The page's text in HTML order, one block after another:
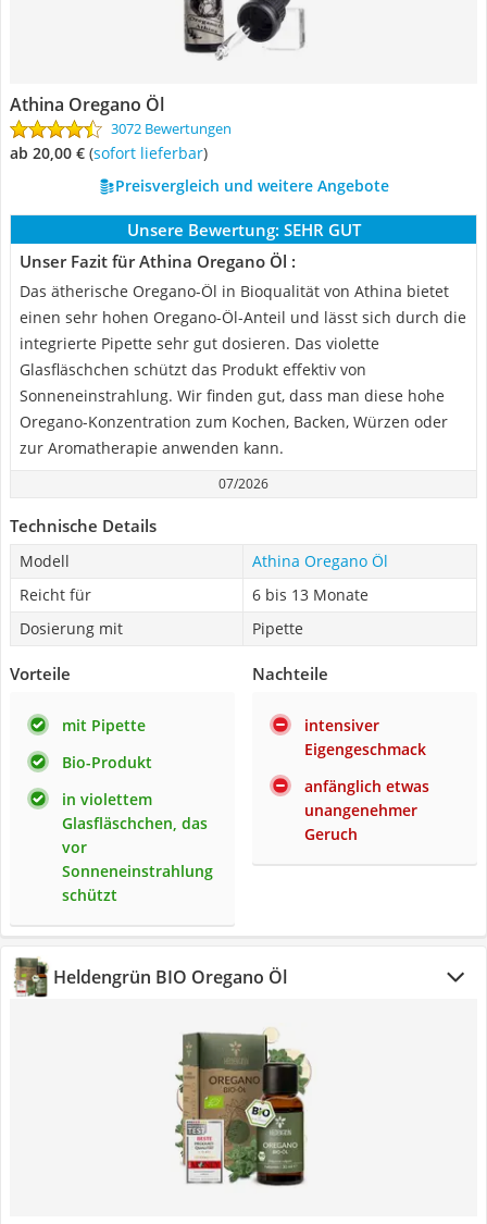
Athina Oregano Öl
3072 Bewertungen
ab 20,00 € ( Sofort lieferbar)
Preisvergleich und weitere Angebote
Unsere Bewertung: SEHR GUT
Unser Fazit für Athina Oregano Öl :
Das ätherische Oregano-Öl in Bioqualität von Athina bietet
einen sehr hohen Oregano-Öl-Anteil und lässt sich durch die
integrierte Pipette sehr gut dosieren. Das violette
Glasfläschchen schützt das Produkt effektiv von
Sonneneinstrahlung. Wir finden gut, dass man diese hohe
Oregano-Konzentration zum Kochen, Backen, Würzen oder
zur Aromatherapie anwenden kann.
07/2026
Technische Details
Modell
Athina Oregano Öl
Reicht für
6 bis 13 Monate
Dosierung mit
Pipette
Vorteile
mit Pipette
Bio-Produkt
in violettem
Glasfläschchen, das
vor
Sonneneinstrahlung
schützt
Nachteile
intensiver
Eigengeschmack
anfänglich etwas
unangenehmer
Geruch
Heldengrün BIO Oregano Öl